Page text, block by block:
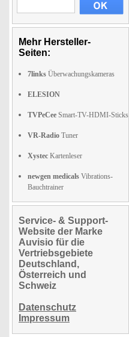
Mehr Hersteller-
Seiten:
7links Überwachungskameras
ELESION
TVPeCee Smart-TV-HDMI-Sticks
VR-Radio Tuner
Xystec Kartenleser
newgen medicals Vibrations-
Bauchtrainer
Service- & Support-
Website der Marke
Auvisio für die
Vertriebsgebiete
Deutschland,
Österreich und
Schweiz
Datenschutz
Impressum